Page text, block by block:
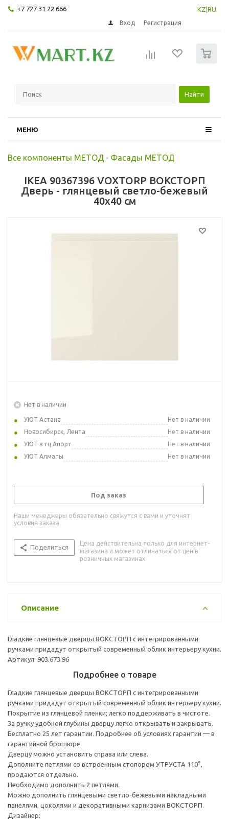
+7 727 31 22 666 KZ RU
Вход Регистрация
Найти
МЕНЮ
Все компоненты МЕТОД - Фасады МЕТОД
IKEA 90367396 VOXTORP ВОКСТОРП
Дверь - глянцевый светло-бежевый
40x40 см
Нет в наличии
УЮТ Астана
Нет в наличии
Новосибирск, Лента
Нет в наличии
УЮТ в тц Апорт
Нет в наличии
УЮТ Алматы
Нет в наличии
Под заказ
Наши менеджеры обязательно свяжутся с вами и уточнят
условия заказа
Поделиться
Цена действительна только для интернет-
магазина и может отличаться от цен в
розничных магазинах
Описание
Гладкие глянцевые дверцы ВОКСТОРП с интегрированными
ручками придадут открытый современный облик интерьеру кухни.
Артикул: 903.673.96
Подробнее о товаре
Гладкие глянцевые дверцы ВОКСТОРП с интегрированными
ручками придадут открытый современный облик интерьеру кухни.
Покрытие из глянцевой пленки; легко поддерживать в чистоте.
За ручку удобной глубины дверцу легко открывать и закрывать.
Бесплатно 25 лет гарантии. Подробнее об условиях гарантии — в
гарантийной брошюре.
Дверцу можно установить справа или слева.
Дополните петлями со встроенным стопором УТРУСТА 110°,
продаются отдельно.
Необходимо дополнить 2 петлями.
Можно дополнить глянцевыми светло-бежевыми накладными
панелями, цоколями и декоративными карнизами ВОКСТОРП.
Дизайнер: